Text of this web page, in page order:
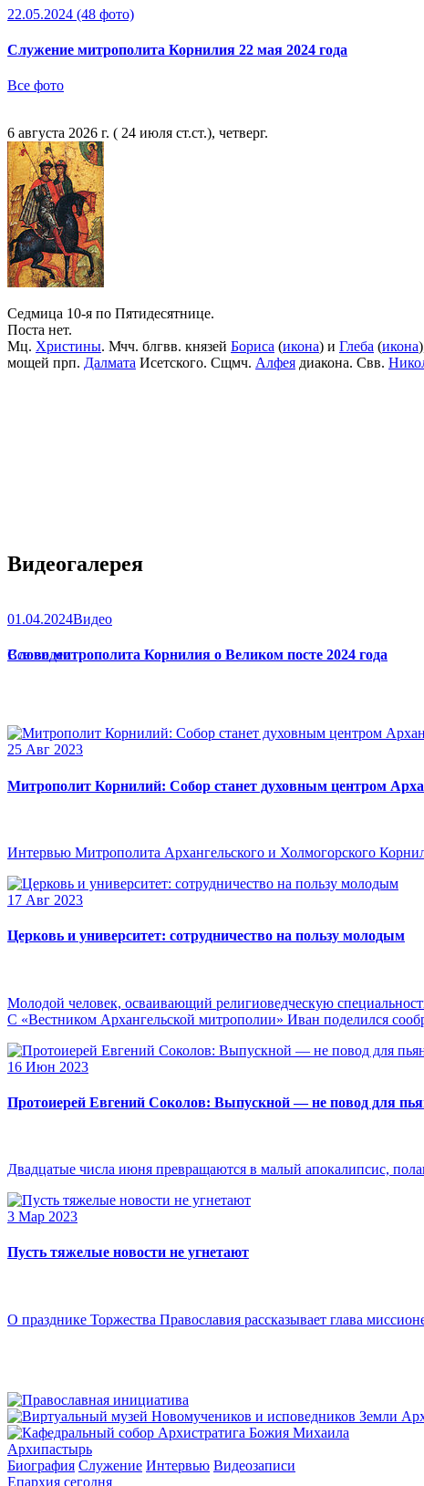
22.05.2024 (48 фото)
Служение митрополита Корнилия 22 мая 2024 года
Все фото
6 августа 2026 г. ( 24 июля ст.ст.), четверг.
Седмица 10-я по Пятидесятнице.
Поста нет.
Мц. Христины. Мчч. блгвв. князей Бориса (икона) и Глеба (икона
мощей прп. Далмата Исетского. Сщмч. Алфея диакона. Свв.
Видеогалерея
01.04.2024Видео
Слово митрополита Корнилия о Великом посте 2024 года
Все видео
25 Авг 2023
Митрополит Корнилий: Собор станет духовным центром
Интервью Митрополита Архангельского и Холмогорского
17 Авг 2023
Церковь и университет: сотрудничество на пользу молодым
Молодой человек, осваивающий религиоведческую
С «Вестником Архангельской митрополии» Иван поделился
16 Июн 2023
Протоиерей Евгений Соколов: Выпускной — не повод для
Двадцатые числа июня превращаются в малый апокалипсис,
3 Мар 2023
Пусть тяжелые новости не угнетают
О празднике Торжества Православия рассказывает глава
Архипастырь
Биография Служение Интервью Видеозаписи
Епархия сегодня